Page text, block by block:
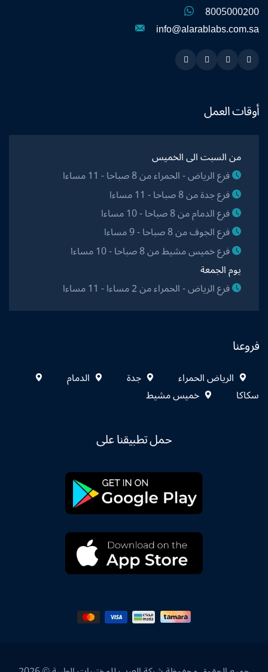
8005000200
info@alarablabs.com.sa
Snapchat
Twitter
Linkedin
Instagram
أوقات العمل
من السبت الى الخميس
فرع الرياض - الحمراء من 8 صباحا - 11 مساءا
فرع جدة من 8 صباحا - 11 مساءا
فرع الدمام من 8 صباحا - 10 مساءا
فرع الجوف من 8 صباحا - 9 مساءا
فرع خميس مشيط من 8 صباحا - 10 مساءا
يوم الجمعة
فرع الرياض - الحمراء من 2 مساءا - 11 مساءا
فروعنا
الرياض الحمراء جدة
الدمام
سكاكا
خميس مشيط
حمل تطبيقنا على